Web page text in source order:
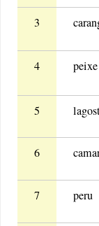
3
4 peixe
5
6
7 peru